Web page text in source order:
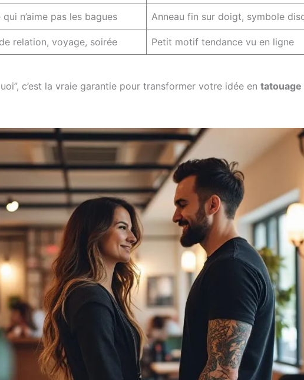
n’aime pas les bagues Anneau fin sur doigt, symbole
relation, voyage, soirée Petit motif tendance vu en ligne
c’est la vraie garantie pour transformer votre idée en tatouage